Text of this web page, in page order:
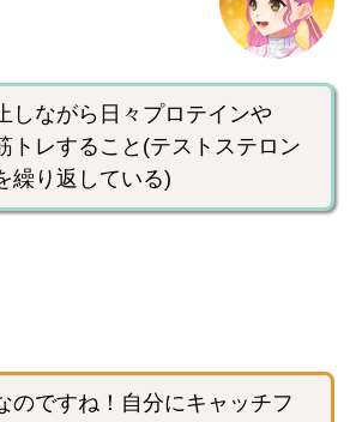
しながら日々プロテインや
トレすること(テストステロン
繰り返している)
のですね！自分にキャッチフ